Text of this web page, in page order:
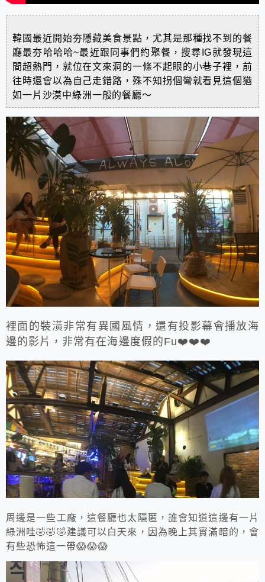
韓國最近開始夯隱藏美食景點，尤其是那種找不到的餐
廳最夯哈哈哈~最近跟同事們約聚餐，搜尋IG就發現這
間超熱門，就位在文來洞的一條不起眼的小巷子裡，前
往時還會以為自己走錯路，殊不知拐個彎就看見這個猶
如一片沙漠中綠洲一般的餐廳～
裡面的裝潢非常有異國風情，還有投影幕會播放海
邊的影片，非常有在海邊度假的Fu❤️❤️❤️
周邊是一些工廠，這餐廳也太隱匿，誰會知道這邊有一片
綠洲哇🤣🤣🤣建議可以白天來，因為晚上其實滿暗的，會
有些恐怖這一帶😱😱😱